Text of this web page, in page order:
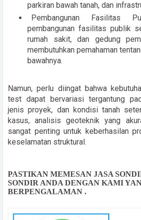
parkiran bawah tanah, dan
Pembangunan Fasilitas
pembangunan fasilitas publik
rumah sakit, dan gedung
membutuhkan pemahaman
bawahnya.
Namun, perlu diingat bahwa
test dapat bervariasi tergantung
jenis proyek, dan kondisi tanah
kasus, analisis geoteknik yang
sangat penting untuk keberhasilan
keselamatan struktural.
PASTIKAN MEMESAN JASA
SONDIR ANDA DENGAN KAMI
BERPENGALAMAN .